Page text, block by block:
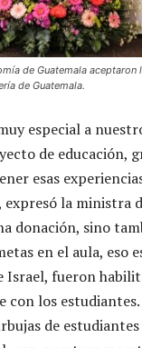
de Guatemala
de Guatemala.
especial a
de educación,
esas
la ministra
donación, sino
en el aula, eso
Israel, fueron
con los
de